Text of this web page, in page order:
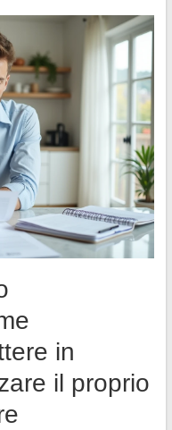
in
il proprio